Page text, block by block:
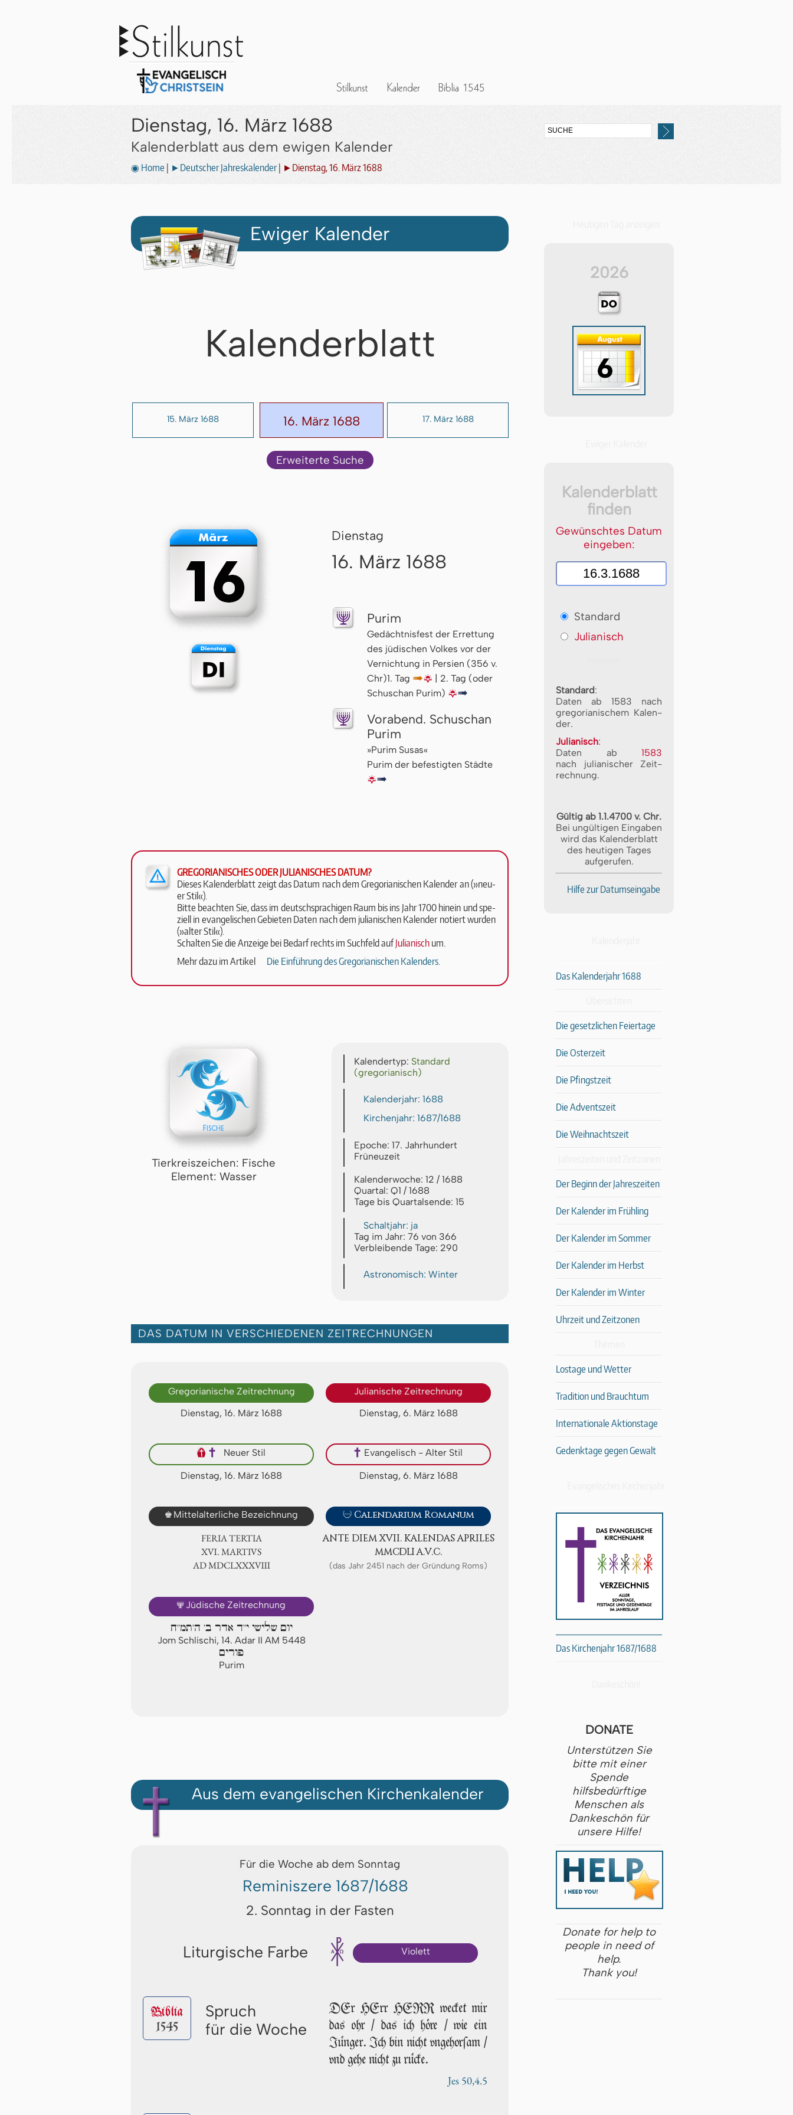
Dienstag, 16. März 1688
Kalenderblatt aus dem ewigen Kalender
◉ Home ►Deutscher Jahreskalender| ►Dienstag, 16. März 1688
Ewiger Kalender
Kalenderblatt
15. März 1688 16. März 1688 17. März 1688
Erweiterte Suche
Dienstag
16. März 1688
Purim
Gedächtnisfest der Errettung
des jüdischen Volkes vor der
Vernichtung in Persien (356 v.
Chr)1. Tag ↦🌇 | 2. Tag (oder
Schuschan Purim) 🌇↦
Vorabend. Schuschan
Purim
»Purim Susas«
Purim der befestigten Städte
🌇↦
GREGORIANISCHES ODER JULIANISCHES DATUM?
Die­ses Ka­len­der­blatt zeigt das Da­tum nach dem Gre­go­ri­a­ni­schen Ka­len­der an (»neu­
er Stil«).
Bit­te be­ach­ten Sie, dass im deutsch­spra­chi­gen Raum bis ins Jahr 1700 hinein und spe­
zi­ell in evan­ge­li­schen Ge­bie­ten Da­ten nach dem ju­li­a­ni­schen Ka­len­der no­tiert wurden
(»al­ter Stil«).
Schalten Sie die An­zei­ge bei Be­darf rechts im Such­feld auf Ju­li­a­ni­sch um.
Mehr dazu im Artikel
Die Einführung des Gregorianischen Kalenders.
Tierkreiszeichen: Fische
Element: Wasser
Kalendertyp: Standard
(gregorianisch)
Kalenderjahr: 1688
Kirchenjahr: 1687/1688
Epoche: 17. Jahrhundert
Früneuzeit
Kalenderwoche: 12 / 1688
Quartal: Q1 / 1688
Tage bis Quartalsende: 15
Schaltjahr: ja
Tag im Jahr: 76 von 366
Verbleibende Tage: 290
Astronomisch: Winter
DAS DATUM IN VERSCHIEDENEN ZEITRECHNUNGEN
Gregorianische Zeitrechnung
Dienstag, 16. März 1688
Julianische Zeitrechnung
Dienstag, 6. März 1688
🕴 ✝ Neuer Stil
Dienstag, 16. März 1688
✝ Evangelisch - Alter Stil
Dienstag, 6. März 1688
♚ Mittelalterliche Bezeichnung
FERIA TERTIA
ⅩⅥ. MARTIVS
AD ⅯⅮⅭⅬⅩⅩⅩⅧ
 Calendarium Romanum
ANTE DIEM XVII. KA­LEN­DAS APRI­LES
ⅯⅯⅭⅮⅬⅠ A.V.C.
(das Jahr 2451 nach der Gründung Roms)
🕎 Jüdische Zeitrechnung
יום שלישי י"ד אדר ב' ה'תמ"ח
Jom Schlischi, 14. Adar II AM 5448
פורים
Purim
Aus dem evangelischen Kirchenkalender
Für die Woche ab dem Sonntag
Reminiszere 1687/1688
2. Sonntag in der Fasten
Liturgische Farbe Violett
Biblia
1545
Spruch
für die Woche
DEr HErr HERR wecket mir
das ohr / das ich höre / wie ein
Jünger. Ich bin nicht vnge­hor­ſam /
vnd gehe nicht zu rücke.
Jes 50,4.5
2026
Kalenderblatt
finden
Gewünschtes Datum
eingeben:
Standard
Julianisch
Standard:
Daten ab 1583 nach
gre­go­ri­a­ni­schem Ka­len­
der.
Julianisch:
Daten ab 1583
nach ju­li­a­ni­scher Zeit­
rech­nung.
Gültig ab 1.1.4700 v. Chr.
Bei ungültigen Eingaben
wird das Kalenderblatt
des heutigen Tages
aufgerufen.
Hilfe zur Datumseingabe
Das Kalenderjahr 1688
Die gesetzlichen Feiertage
Die Osterzeit
Die Pfingstzeit
Die Adventszeit
Die Weihnachtszeit
Der Beginn der Jahreszeiten
Der Kalender im Frühling
Der Kalender im Sommer
Der Kalender im Herbst
Der Kalender im Winter
Uhrzeit und Zeitzonen
Lostage und Wetter
Tradition und Brauchtum
Internationale Aktionstage
Gedenktage gegen Gewalt
Das Kirchenjahr 1687/1688
DONATE
Unterstützen Sie
bitte mit einer
Spende
hilfsbedürftige
Menschen als
Dankeschön für
unsere Hilfe!
Donate for help to
people in need of
help.
Thank you!